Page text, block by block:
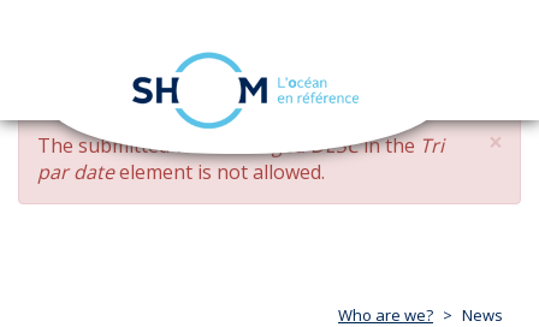
Skip
main
content
navigation
×
ERROR
MESSAGE
The submitted value changed DESCin the Tri
par dateelement is not allowed.
Who are we? News